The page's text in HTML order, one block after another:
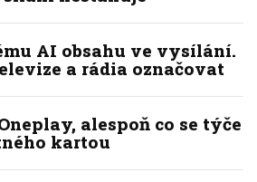
AI obsahu ve vysílání.
a rádia označovat
alespoň co se týče
kartou